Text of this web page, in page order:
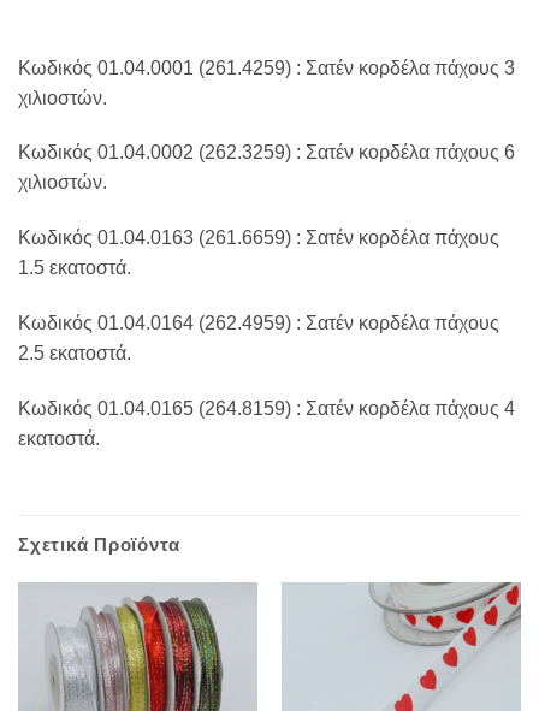
Κωδικός 01.04.0001 (261.4259) : Σατέν κορδέλα πάχους 3
χιλιοστών.
Κωδικός 01.04.0002 (262.3259) : Σατέν κορδέλα πάχους 6
χιλιοστών.
Κωδικός 01.04.0163 (261.6659) : Σατέν κορδέλα πάχους
1.5 εκατοστά.
Κωδικός 01.04.0164 (262.4959) : Σατέν κορδέλα πάχους
2.5 εκατοστά.
Κωδικός 01.04.0165 (264.8159) : Σατέν κορδέλα πάχους 4
εκατοστά.
Σχετικά Προϊόντα